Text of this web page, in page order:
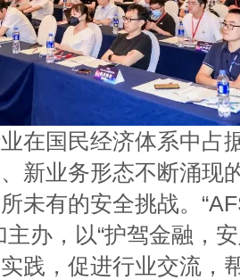
在国民经济体系中占
新业务形态不断涌现
未有的安全挑战。
主办，以“护驾金融，
践，促进行业交流，